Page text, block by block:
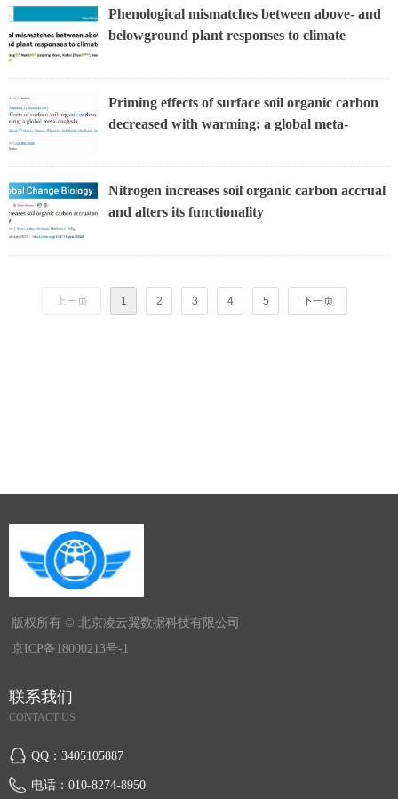
Phenological mismatches between above- and
belowground plant responses to climate
Priming effects of surface soil organic carbon
decreased with warming: a global meta-
Nitrogen increases soil organic carbon accrual
and alters its functionality
上一页 1 2 3 4 5 下一页
版权所有 © 北京凌云翼数据科技有限公司
京ICP备18000213号-1
联系我们
CONTACT US
QQ： 3405105887
电话： 010-8274-8950